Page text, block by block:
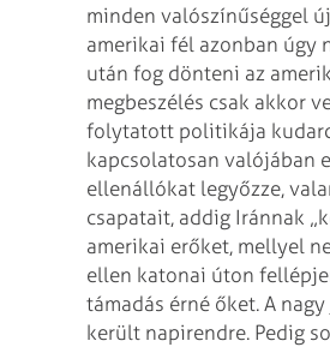
minden valószínűséggel
amerikai fél azonban úgy
után fog dönteni az
megbeszélés csak akkor
folytatott politikája
kapcsolatosan valójában
ellenállókat legyőzze,
csapatait, addig Iránnak
amerikai erőket, mellyel
ellen katonai úton
támadás érné őket. A
került napirendre. Pedig